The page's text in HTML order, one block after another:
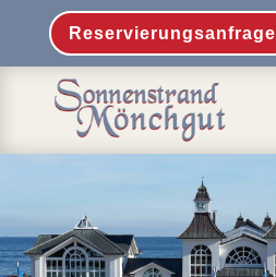
Reservierungsanfrage